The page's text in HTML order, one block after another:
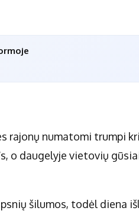
rajonų numatomi trumpi
o daugelyje vietovių
šilumos, todėl diena